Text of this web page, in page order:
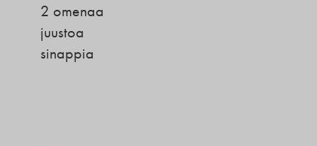
2 omenaa
juustoa
sinappia